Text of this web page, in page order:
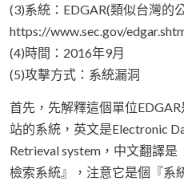
(3)系統：EDGAR(類似台灣的
https://www.sec.gov/
(4)時間：2016年9月
(5)攻擊方式：系統漏洞
首先，先解釋這個單位
站的系統，英文是Electronic
Retrieval system，中文翻譯
檢索系統』，注意它是個『系